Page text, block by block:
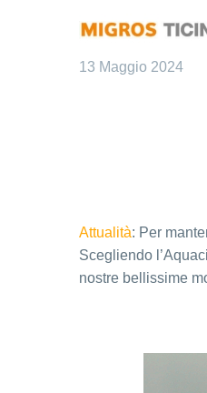
13 Maggio 2024
Attualità: Per
Scegliendo
nostre bellissime